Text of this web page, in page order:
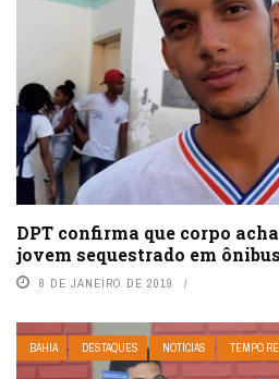
DPT confirma que corpo
jovem sequestrado em ônibus
8 DE JANEIRO DE 2019
BAHIA DESTAQUES NOTÍCIAS TEMPO